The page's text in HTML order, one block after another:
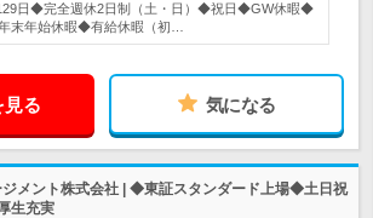
日◆完全週休2日制（土・日）◆祝日◆GW休暇◆
末年始休暇◆有給休暇（初…
見る 気になる
ジメント株式会社 | ◆東証スタンダード上場◆土日祝
生充実